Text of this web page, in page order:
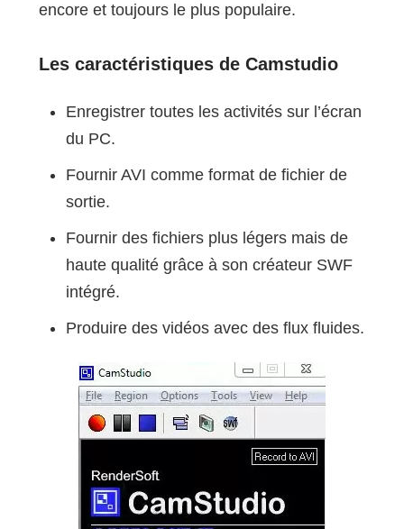
encore et toujours le plus populaire.
Les caractéristiques de Camstudio
Enregistrer toutes les activités sur l’écran
du PC.
Fournir AVI comme format de fichier de
sortie.
Fournir des fichiers plus légers mais de
haute qualité grâce à son créateur SWF
intégré.
Produire des vidéos avec des flux fluides.